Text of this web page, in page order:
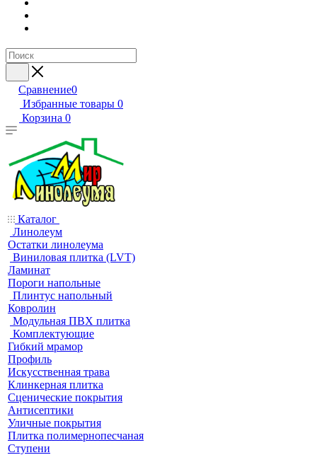
Сравнение0
Избранные товары 0
Корзина 0
Каталог
Линолеум
Остатки линолеума
Виниловая плитка (LVT)
Ламинат
Пороги напольные
Плинтус напольный
Ковролин
Модульная ПВХ плитка
Комплектующие
Гибкий мрамор
Профиль
Искусственная трава
Клинкерная плитка
Сценические покрытия
Антисептики
Уличные покрытия
Плитка полимернопесчаная
Ступени